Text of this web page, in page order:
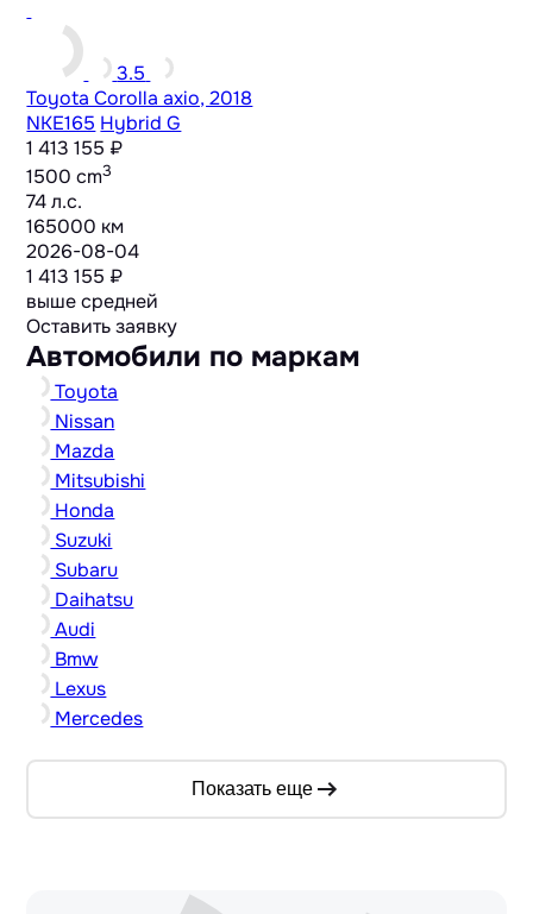
3.5
Toyota Corolla axio, 2018
NKE165 Hybrid G
1 413 155 ₽
1500 cm3
74 л.с.
165000 км
2026-08-04
1 413 155 ₽
выше средней
Оставить заявку
Автомобили по маркам
Toyota
Nissan
Mazda
Mitsubishi
Honda
Suzuki
Subaru
Daihatsu
Audi
Bmw
Lexus
Mercedes
Показать еще